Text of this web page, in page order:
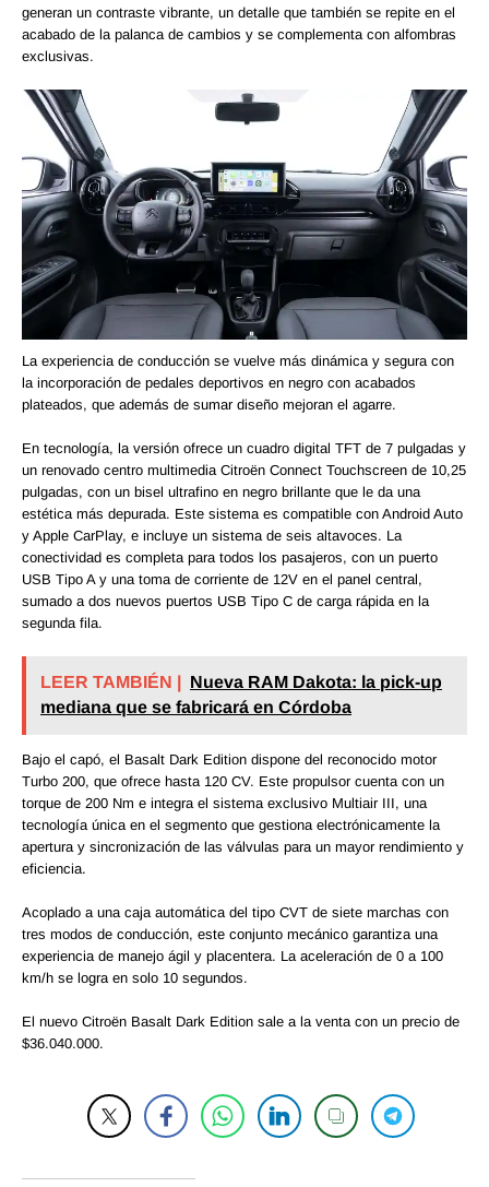
generan un contraste vibrante, un detalle que también se repite en el
acabado de la palanca de cambios y se complementa con alfombras
exclusivas.
La experiencia de conducción se vuelve más dinámica y segura con
la incorporación de pedales deportivos en negro con acabados
plateados, que además de sumar diseño mejoran el agarre.
En tecnología, la versión ofrece un cuadro digital TFT de 7 pulgadas y
un renovado centro multimedia Citroën Connect Touchscreen de 10,25
pulgadas, con un bisel ultrafino en negro brillante que le da una
estética más depurada. Este sistema es compatible con Android Auto
y Apple CarPlay, e incluye un sistema de seis altavoces. La
conectividad es completa para todos los pasajeros, con un puerto
USB Tipo A y una toma de corriente de 12V en el panel central,
sumado a dos nuevos puertos USB Tipo C de carga rápida en la
segunda fila.
LEER TAMBIÉN | Nueva RAM Dakota: la pick-up
mediana que se fabricará en Córdoba
Bajo el capó, el Basalt Dark Edition dispone del reconocido motor
Turbo 200, que ofrece hasta 120 CV. Este propulsor cuenta con un
torque de 200 Nm e integra el sistema exclusivo Multiair III, una
tecnología única en el segmento que gestiona electrónicamente la
apertura y sincronización de las válvulas para un mayor rendimiento y
eficiencia.
Acoplado a una caja automática del tipo CVT de siete marchas con
tres modos de conducción, este conjunto mecánico garantiza una
experiencia de manejo ágil y placentera. La aceleración de 0 a 100
km/h se logra en solo 10 segundos.
El nuevo Citroën Basalt Dark Edition sale a la venta con un precio de
$36.040.000.